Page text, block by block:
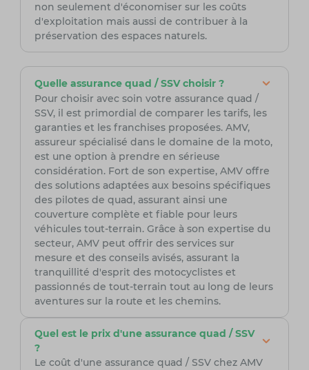
non seulement d'économiser sur les coûts
d'exploitation mais aussi de contribuer à la
préservation des espaces naturels.
Quelle assurance quad / SSV choisir ?
Pour choisir avec soin votre assurance quad /
SSV, il est primordial de comparer les tarifs, les
garanties et les franchises proposées. AMV,
assureur spécialisé dans le domaine de la moto,
est une option à prendre en sérieuse
considération. Fort de son expertise, AMV offre
des solutions adaptées aux besoins spécifiques
des pilotes de quad, assurant ainsi une
couverture complète et fiable pour leurs
véhicules tout-terrain. Grâce à son expertise du
secteur, AMV peut offrir des services sur
mesure et des conseils avisés, assurant la
tranquillité d'esprit des motocyclistes et
passionnés de tout-terrain tout au long de leurs
aventures sur la route et les chemins.
Quel est le prix d'une assurance quad / SSV
?
Le coût d'une assurance quad / SSV chez AMV